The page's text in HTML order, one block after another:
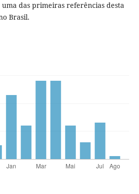
das primeiras referências desta
Brasil.